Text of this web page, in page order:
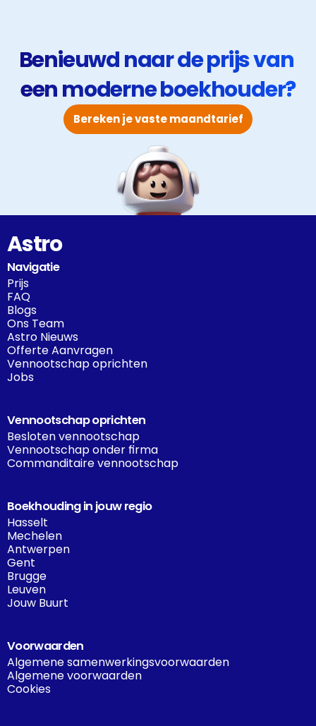
Benieuwd naar de prijs van
een moderne boekhouder?
Bereken je vaste maandtarief
Astro
Navigatie
Prijs
FAQ
Blogs
Ons Team
Astro Nieuws
Offerte Aanvragen
Vennootschap oprichten
Jobs
Vennootschap oprichten
Besloten vennootschap
Vennootschap onder firma
Commanditaire vennootschap
Boekhouding in jouw regio
Hasselt
Mechelen
Antwerpen
Gent
Brugge
Leuven
Jouw Buurt
Voorwaarden
Algemene samenwerkingsvoorwaarden
Algemene voorwaarden
Cookies